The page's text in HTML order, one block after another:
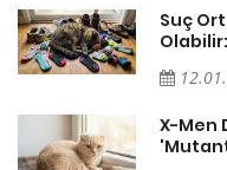
Suç
X-Men